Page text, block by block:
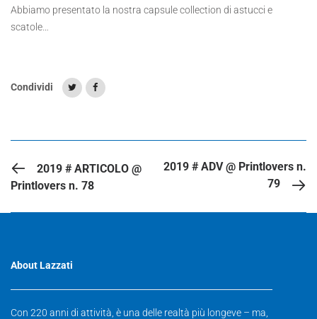
Abbiamo presentato la nostra capsule collection di astucci e
scatole…
Condividi
ARTICOLO PRECEDENTE
2019 # ARTICOLO @
Printlovers n. 78
2019 # ADV @ Printlovers n.
79
About Lazzati
Con 220 anni di attività, è una delle realtà più longeve – ma,